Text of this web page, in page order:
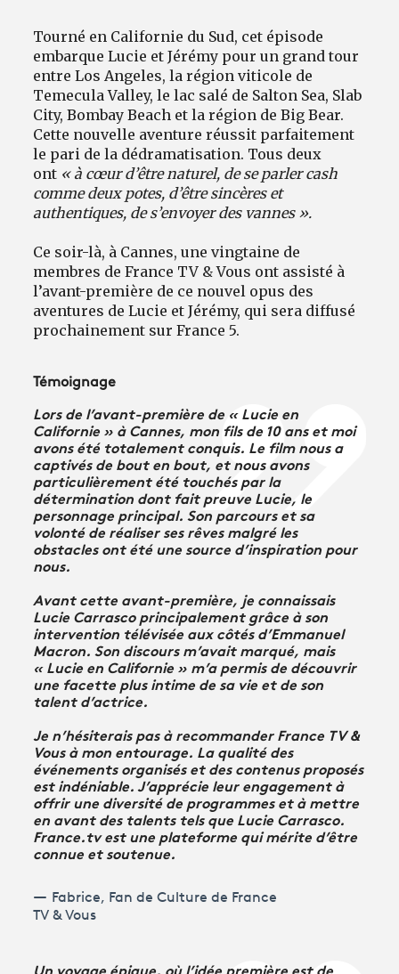
Tourné en Californie du Sud, cet épisode
embarque Lucie et Jérémy pour un grand tour
entre Los Angeles, la région viticole de
Temecula Valley, le lac salé de Salton Sea, Slab
City, Bombay Beach et la région de Big Bear.
Cette nouvelle aventure réussit parfaitement
le pari de la dédramatisation. Tous deux
ont « à cœur d’être naturel, de se parler cash
comme deux potes, d’être sincères et
authentiques, de s’envoyer des vannes ».
Ce soir-là, à Cannes, une vingtaine de
membres de France TV & Vous ont assisté à
l’avant-première de ce nouvel opus des
aventures de Lucie et Jérémy, qui sera diffusé
prochainement sur France 5.
Témoignage
Lors de l’avant-première de « Lucie en
Californie » à Cannes, mon fils de 10 ans et moi
avons été totalement conquis. Le film nous a
captivés de bout en bout, et nous avons
particulièrement été touchés par la
détermination dont fait preuve Lucie, le
personnage principal. Son parcours et sa
volonté de réaliser ses rêves malgré les
obstacles ont été une source d’inspiration pour
nous.
Avant cette avant-première, je connaissais
Lucie Carrasco principalement grâce à son
intervention télévisée aux côtés d’Emmanuel
Macron. Son discours m’avait marqué, mais
« Lucie en Californie » m’a permis de découvrir
une facette plus intime de sa vie et de son
talent d’actrice.
Je n’hésiterais pas à recommander France TV &
Vous à mon entourage. La qualité des
événements organisés et des contenus proposés
est indéniable. J’apprécie leur engagement à
offrir une diversité de programmes et à mettre
en avant des talents tels que Lucie Carrasco.
France.tv est une plateforme qui mérite d’être
connue et soutenue.
Fabrice, Fan de Culture de France
TV & Vous
Un voyage épique, où l’idée première est de